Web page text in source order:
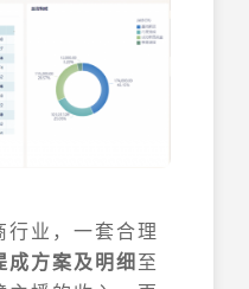
业，一套合理
成方案及明细至